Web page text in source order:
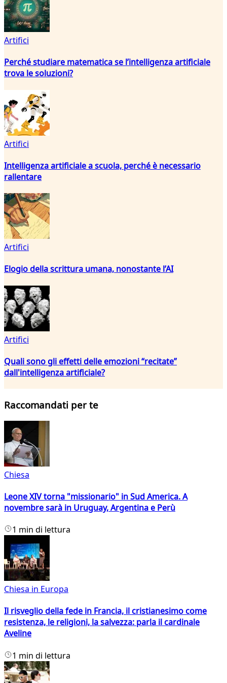
Artifici
Perché studiare matematica se l’intelligenza artificiale
trova le soluzioni?
Artifici
Intelligenza artificiale a scuola, perché è necessario
rallentare
Artifici
Elogio della scrittura umana, nonostante l’AI
Artifici
Quali sono gli effetti delle emozioni “recitate”
dall'intelligenza artificiale?
Raccomandati per te
Chiesa
Leone XIV torna "missionario" in Sud America. A
novembre sarà in Uruguay, Argentina e Perù
1 min di lettura
Chiesa in Europa
Il risveglio della fede in Francia, il cristianesimo come
resistenza, le religioni, la salvezza: parla il cardinale
Aveline
1 min di lettura